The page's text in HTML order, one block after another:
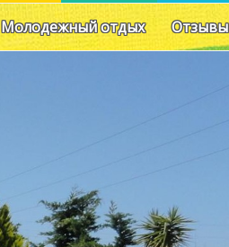
Молодежный отдых Отзывы